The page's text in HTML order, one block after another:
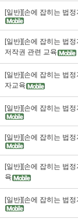
[일반][손에 잡히는 법
[일반][손에 잡히는 법
저작권 관련 교육
[일반][손에 잡히는 법
자교육
[일반][손에 잡히는 법
[일반][손에 잡히는 법
[일반][손에 잡히는 법
육
[일반][손에 잡히는 법